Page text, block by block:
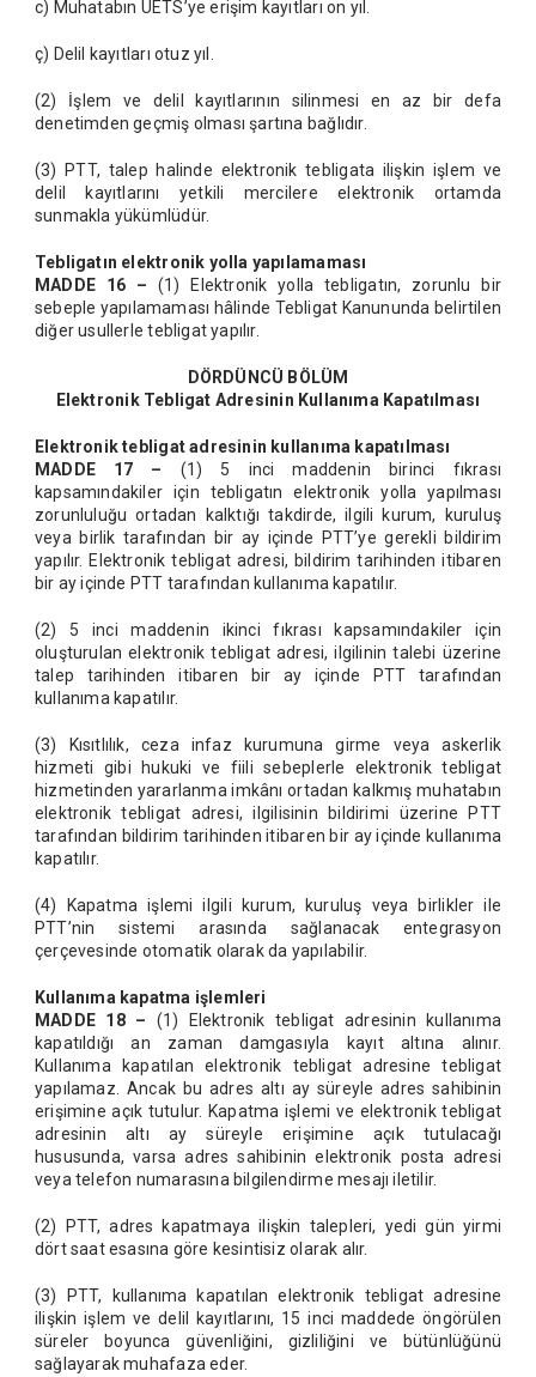
c) Muhatabın UETS’ye erişim kayıtları on yıl.
ç) Delil kayıtları otuz yıl.
(2) İşlem ve delil kayıtlarının silinmesi en az bir defa
denetimden geçmiş olması şartına bağlıdır.
(3) PTT, talep halinde elektronik tebligata ilişkin işlem ve
delil kayıtlarını yetkili mercilere elektronik ortamda
sunmakla yükümlüdür.
Tebligatın elektronik yolla yapılamaması
MADDE 16 – (1) Elektronik yolla tebligatın, zorunlu bir
sebeple yapılamaması hâlinde Tebligat Kanununda belirtilen
diğer usullerle tebligat yapılır.
DÖRDÜNCÜ BÖLÜM
Elektronik Tebligat Adresinin Kullanıma Kapatılması
Elektronik tebligat adresinin kullanıma kapatılması
MADDE 17 –
(1) 5 inci maddenin birinci fıkrası
kapsamındakiler için tebligatın elektronik yolla yapılması
zorunluluğu ortadan kalktığı takdirde, ilgili kurum, kuruluş
veya birlik tarafından bir ay içinde PTT’ye gerekli bildirim
yapılır. Elektronik tebligat adresi, bildirim tarihinden itibaren
bir ay içinde PTT tarafından kullanıma kapatılır.
(2) 5 inci maddenin ikinci fıkrası kapsamındakiler için
oluşturulan elektronik tebligat adresi, ilgilinin talebi üzerine
talep tarihinden itibaren bir ay içinde PTT tarafından
kullanıma kapatılır.
(3) Kısıtlılık, ceza infaz kurumuna girme veya askerlik
hizmeti gibi hukuki ve fiili sebeplerle elektronik tebligat
hizmetinden yararlanma imkânı ortadan kalkmış muhatabın
elektronik tebligat adresi, ilgilisinin bildirimi üzerine PTT
tarafından bildirim tarihinden itibaren bir ay içinde kullanıma
kapatılır.
(4) Kapatma işlemi ilgili kurum, kuruluş veya birlikler ile
PTT’nin sistemi arasında sağlanacak entegrasyon
çerçevesinde otomatik olarak da yapılabilir.
Kullanıma kapatma işlemleri
MADDE 18 – (1) Elektronik tebligat adresinin kullanıma
kapatıldığı an zaman damgasıyla kayıt altına alınır.
Kullanıma kapatılan elektronik tebligat adresine tebligat
yapılamaz. Ancak bu adres altı ay süreyle adres sahibinin
erişimine açık tutulur. Kapatma işlemi ve elektronik tebligat
adresinin altı ay süreyle erişimine açık tutulacağı
hususunda, varsa adres sahibinin elektronik posta adresi
veya telefon numarasına bilgilendirme mesajı iletilir.
(2) PTT, adres kapatmaya ilişkin talepleri, yedi gün yirmi
dört saat esasına göre kesintisiz olarak alır.
(3) PTT, kullanıma kapatılan elektronik tebligat adresine
ilişkin işlem ve delil kayıtlarını, 15 inci maddede öngörülen
süreler boyunca güvenliğini, gizliliğini ve bütünlüğünü
sağlayarak muhafaza eder.